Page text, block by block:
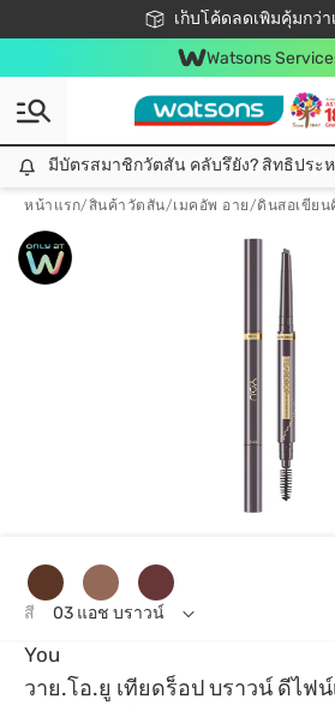
เก็บโค้ดลดเพิ่มคุ้มกว่า
ชอปออนไลน์ครั้งแรก ลดเพิ่ม
📦ส่งฟรี! เมื่อชอป
สมาชิกวัตสัน คลับดี
Watsons
มีบัตรสมาชิกวัตสัน คลับรึยัง? สิทธิประหยัดสุดว้าวรอคุณอยู่ ชอปคุ้มกว่าเดิม คลิก!
มีบัตรสมาชิกวัตสัน คลับรึยัง? สิทธิประ
หน้าแรก/สินค้าวัตสัน/เมคอัพ อาย/ดินสอเขียน
You
วาย.โอ.ยู เทียดร็อป บราวน์ ดีไฟ
สี 03 แอช บราวน์